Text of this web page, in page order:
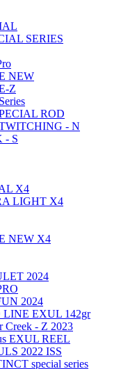
SERIES
NEW
Z
ROD
- N
- S
X4
LIGHT X4
NEW X4
2024
2024
LINE EXUL 142gr
Creek - Z 2023
EXUL REEL
2022 ISS
special series